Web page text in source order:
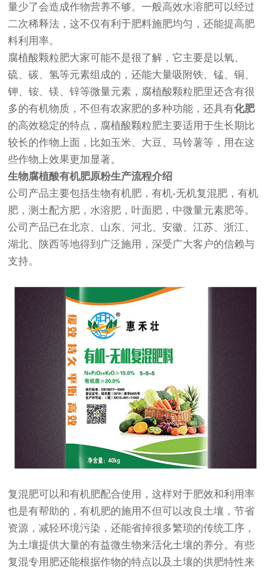
量少了会造成作物营养不够。一般高效水溶肥可以经过
二次稀释法，这不仅有利于肥料施肥均匀，还能提高肥
料利用率。
腐植酸颗粒肥大家可能不是很了解，它主要是以氧、
硫、碳、氢等元素组成的，还能大量吸附铁、锰、铜、
钾、铵、镁、锌等微量元素，腐植酸颗粒肥里还含有很
多的有机物质，不但有农家肥的多种功能，还具有化肥
的高效稳定的特点，腐植酸颗粒肥主要适用于生长期比
较长的作物上面，比如玉米、大豆、马铃薯等，用在这
些作物上效果更加显著。
生物腐植酸有机肥原粉生产流程介绍
公司产品主要包括生物有机肥，有机-无机复混肥，有机
肥，测土配方肥，水溶肥，叶面肥，中微量元素肥等。
公司产品已在北京、山东、河北、安徽、江苏、浙江、
湖北、陕西等地得到广泛施用，深受广大客户的信赖与
支持。
复混肥可以和有机肥配合使用，这样对于肥效和利用率
也是有帮助的，有机肥的施用不但可以改良土壤，节省
资源，减轻环境污染，还能省掉很多繁琐的传统工序，
为土壤提供大量的有益微生物来活化土壤的养分。有些
复混专用肥还能根据作物的特点以及土壤的供肥特性来